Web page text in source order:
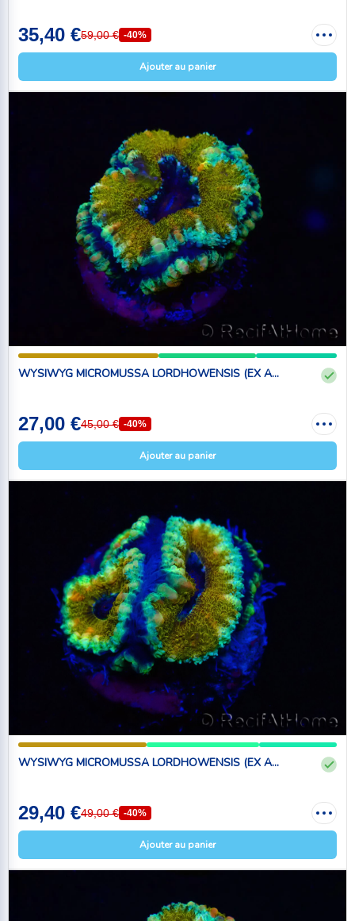
35,40 €59,00 € -40%
Ajouter au panier
WYSIWYG MICROMUSSA LORDHOWENSIS (EX A...
27,00 €45,00 € -40%
Ajouter au panier
WYSIWYG MICROMUSSA LORDHOWENSIS (EX A...
29,40 €49,00 € -40%
Ajouter au panier